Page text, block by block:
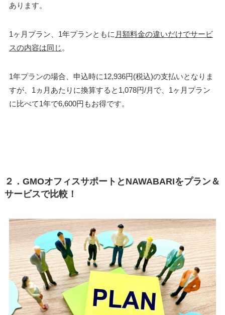
あります。
1ヶ月プラン、1年プランともに 月額料金の違いだけでサービ
スの内容は同じ 。
1年プランの場合、申込時に12,936円(税込)の支払いとなりま
すが、1ヵ月あたりに換算すると1,078円/月で、1ヶ月プラン
に比べて1年で6,600円もお得です。
２．GMOオフィスサポートとNAWABARIをプラン＆
サービスで比較！